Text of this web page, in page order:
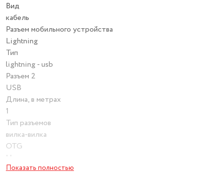
Вид
кабель
Разъем мобильного устройства
Lightning
Тип
lightning - usb
Разъем 2
USB
Длина, в метрах
1
Тип разъемов
вилка-вилка
OTG
Нет
Магнитные коннекторы
Показать полностью